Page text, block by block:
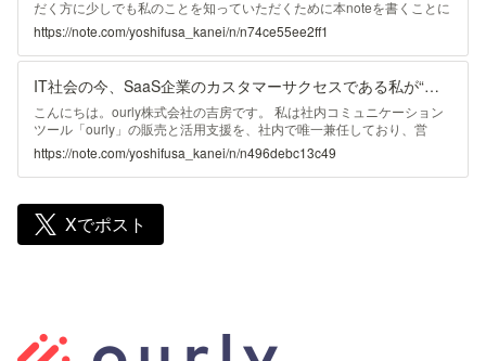
だく方に少しでも私のことを知っていただくために本noteを書くことに
しました。 後述しますが、ourly株式会社という会社で、インナーコミ
ュニケーションプラットフォーム『ourly』のセールス・CSを担ってお
ります。 自己紹介に加え、なぜourlyに参画したのか、ourlyでどんなこ
とを成し遂げたいのかを書かせていただきました。 少しでも僕を知っ
てもらい、ourlyに興味を持っていただけたら嬉しいです。 ※2023年4月
からourly株式会社が2期目に🎉 作期はセールスをメインでやっておりま
したが、今期から50%の工数
https://note.com/yoshifusa_kanei/n/n74ce55ee2ff1
IT社会の今、SaaS企業のカスタマーサクセスである私が“訪問出張”にこだわる理由｜吉房 寛詠(よしふさ かんえい)
こんにちは。ourly株式会社の吉房です。 私は社内コミュニケーション
ツール「ourly」の販売と活用支援を、社内で唯一兼任しており、営
業・カスタマーサクセスの2種を経験をもとに、表題のテーマで執筆し
てみました。ご一読いただけますと幸いです。 この記事はourlyバトン
リレー2024の記事になります。 前回はIS小猿さんが弊社のバリュー浸
全部署横断で施策実行することが重要だと学びましたね…ﾒﾓﾒﾓ📝 次回
は、真冬でも半袖、頼れる開発チームリーダーの相澤さんが、記事を執
筆してくれますので、期待してくださいね。
https://note.com/yoshifusa_kanei/n/n496debc13c49
Xでポスト